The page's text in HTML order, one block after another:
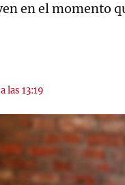
en el momento
las 13:19